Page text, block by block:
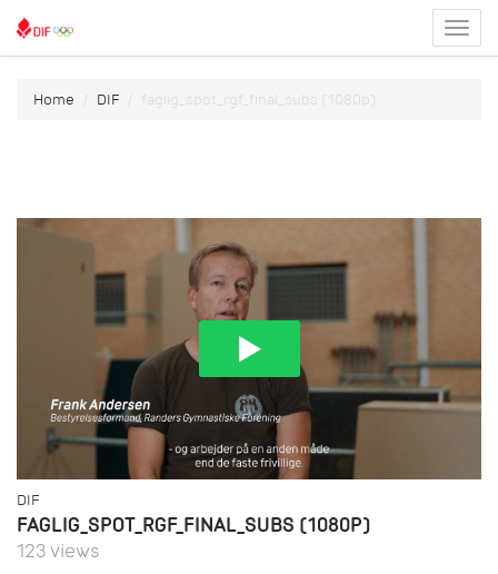
menu
Home DIF faglig_spot_rgf_final_subs (1080p)
DIF
FAGLIG_SPOT_RGF_FINAL_SUBS (1080P)
123 views